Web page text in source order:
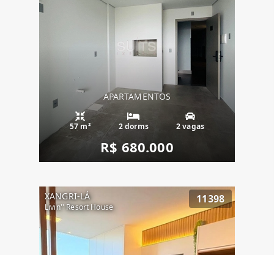
APARTAMENTOS
57 m² 2 dorms 2 vagas
R$ 680.000
XANGRI-LÁ
Livin'' Resort House
11398